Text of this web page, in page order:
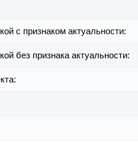
с признаком актуальности:
без признака актуальности: